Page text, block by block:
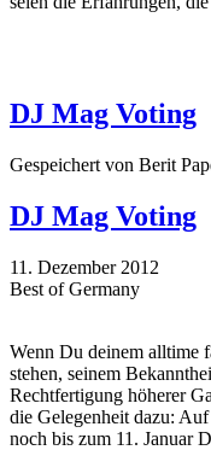
DJ Mag Voting
Gespeichert von Berit
DJ Mag Voting
11. Dezember 2012
Best of Germany
Wenn Du deinem alltime
stehen, seinem
Rechtfertigung höherer
die Gelegenheit dazu:
noch bis zum 11. Januar